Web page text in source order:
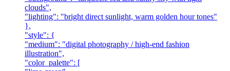
clouds",
"lighting": "bright direct sunlight, warm golden hour tones"
},
"style": {
"medium": "digital photography / high-end fashion
illustration",
"color_palette": [